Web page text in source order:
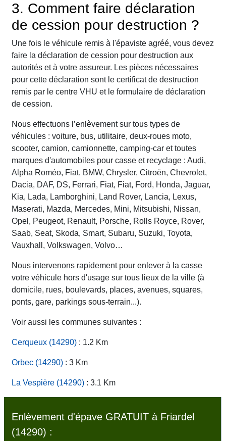
3. Comment faire déclaration
de cession pour destruction ?
Une fois le véhicule remis à l'épaviste agréé, vous devez
faire la déclaration de cession pour destruction aux
autorités et à votre assureur. Les pièces nécessaires
pour cette déclaration sont le certificat de destruction
remis par le centre VHU et le formulaire de déclaration
de cession.
Nous effectuons l’enlèvement sur tous types de
véhicules : voiture, bus, utilitaire, deux-roues moto,
scooter, camion, camionnette, camping-car et toutes
marques d'automobiles pour casse et recyclage : Audi,
Alpha Roméo, Fiat, BMW, Chrysler, Citroën, Chevrolet,
Dacia, DAF, DS, Ferrari, Fiat, Fiat, Ford, Honda, Jaguar,
Kia, Lada, Lamborghini, Land Rover, Lancia, Lexus,
Maserati, Mazda, Mercedes, Mini, Mitsubishi, Nissan,
Opel, Peugeot, Renault, Porsche, Rolls Royce, Rover,
Saab, Seat, Skoda, Smart, Subaru, Suzuki, Toyota,
Vauxhall, Volkswagen, Volvo…
Nous intervenons rapidement pour enlever à la casse
votre véhicule hors d'usage sur tous lieux de la ville (à
domicile, rues, boulevards, places, avenues, squares,
ponts, gare, parkings sous-terrain...).
Voir aussi les communes suivantes :
Cerqueux (14290) : 1.2 Km
Orbec (14290) : 3 Km
La Vespière (14290) : 3.1 Km
Enlèvement d'épave GRATUIT à Friardel
(14290) :